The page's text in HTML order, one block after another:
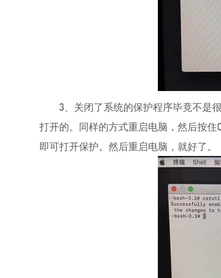
3、关闭了系统的保护程序毕竟不是
打开的。同样的方式重启电脑，然后按住
即可打开保护。然后重启电脑，就好了。